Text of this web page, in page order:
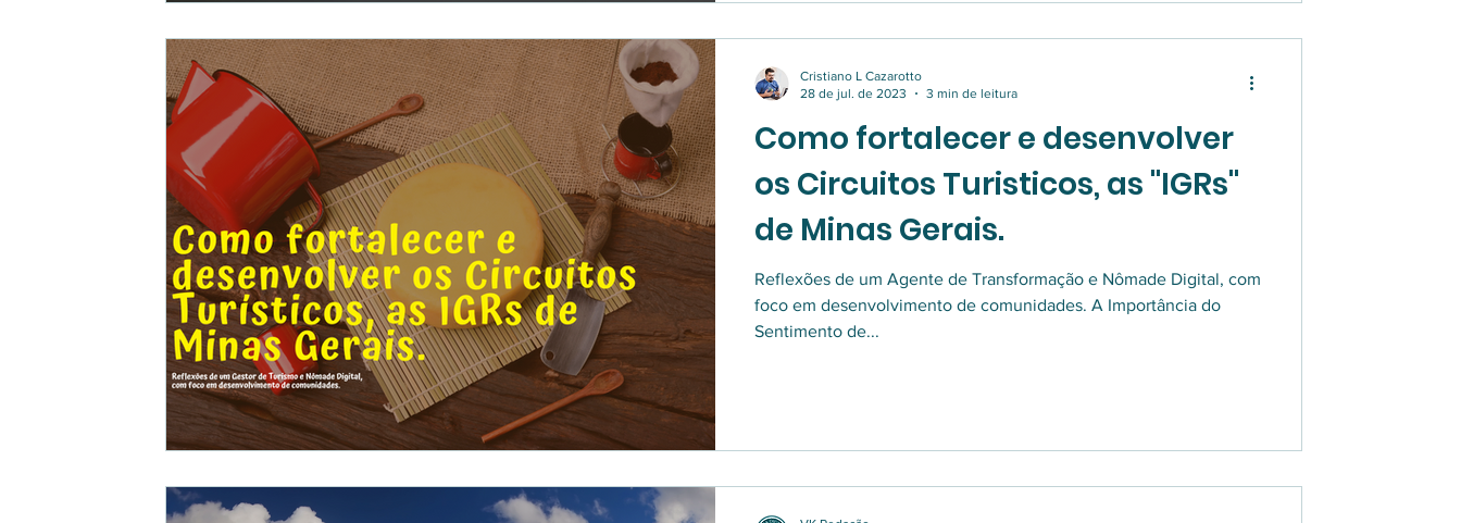
Como fortalecer e desenvolver
os Circuitos Turisticos, as "IGRs"
de Minas Gerais.
Reflexões de um Agente de Transformação e Nômade Digital, com
foco em desenvolvimento de comunidades. A Importância do
Sentimento de...
Cristiano L Cazarotto
28 de jul. de 2023
3 min de leitura